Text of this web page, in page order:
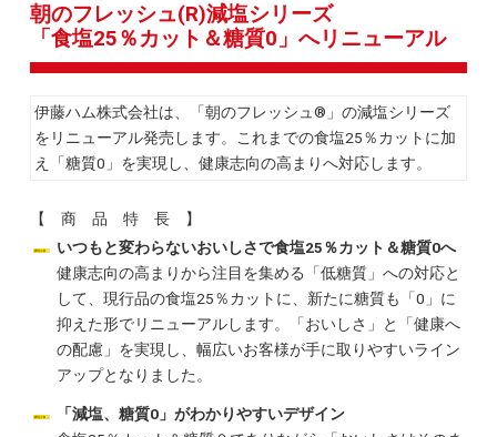
朝のフレッシュ(R)減塩シリーズ
「食塩25％カット＆糖質0」へリニューアル
伊藤ハム株式会社は、「朝のフレッシュ®」の減塩シリーズ
をリニューアル発売します。これまでの食塩25％カットに加
え「糖質0」を実現し、健康志向の高まりへ対応します。
【 商 品 特 長 】
いつもと変わらないおいしさで食塩25％カット＆糖質0へ
健康志向の高まりから注目を集める「低糖質」への対応と
して、現行品の食塩25％カットに、新たに糖質も「0」に
抑えた形でリニューアルします。「おいしさ」と「健康へ
の配慮」を実現し、幅広いお客様が手に取りやすいライン
アップとなりました。
「減塩、糖質0」がわかりやすいデザイン